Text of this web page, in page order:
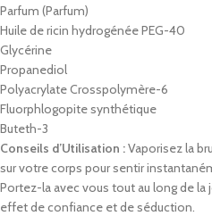
Parfum (Parfum)
Huile de ricin hydrogénée PEG-40
Glycérine
Propanediol
Polyacrylate Crosspolymère-6
Fluorphlogopite synthétique
Buteth-3
Conseils d’Utilisation :Vaporisez la
sur votre corps pour sentir
Portez-la avec vous tout au long de
effet de confiance et de séduction.